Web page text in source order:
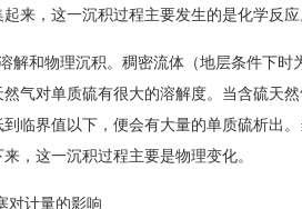
来，这一沉积过程主要发生的是化学反
和物理沉积。稠密流体（地层条件下时
然气对单质硫有很大的溶解度。当含硫天
到临界值以下，便会有大量的单质硫析出
，这一沉积过程主要是物理变化。
计量的影响